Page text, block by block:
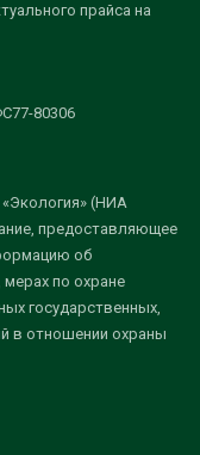
прайса на
80306
(НИА
предоставляющее
об
мерах по охране
государственных,
в отношении охраны